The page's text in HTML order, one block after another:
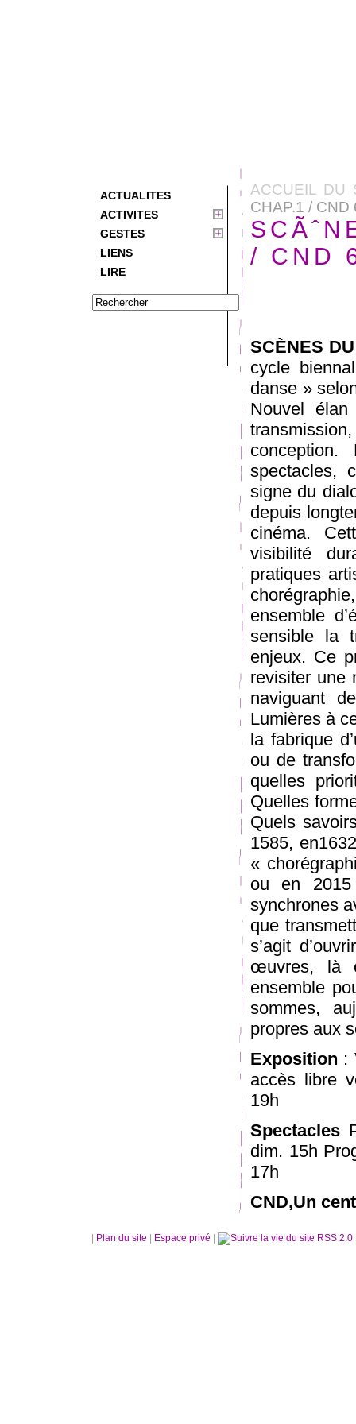
ACTUALITES
ACTIVITES
GESTES
LIENS
LIRE
ACCUEIL DU
CHAP.1 /
/ CND
SCÈNES
cycle
danse »
Nouvel
conception.
spectacles,
signe du
depuis
cinéma.
visibilité
pratiques
ensemble
sensible la
enjeux. Ce
revisiter une
naviguant
Lumières à
la fabrique
ou de
quelles
Quelles
Quels
1585,
«
ou en
synchrones
que
s’agit
œuvres, là
ensemble
sommes,
propres aux
Exposition :
accès libre
19h
Spectacles
dim. 15h
17h
CND,Un
Plan du site Espace privé RSS 2.0